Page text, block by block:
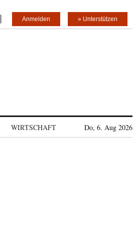
» Unterstützen
Anmelden
WIRTSCHAFT Do, 6. Aug 2026